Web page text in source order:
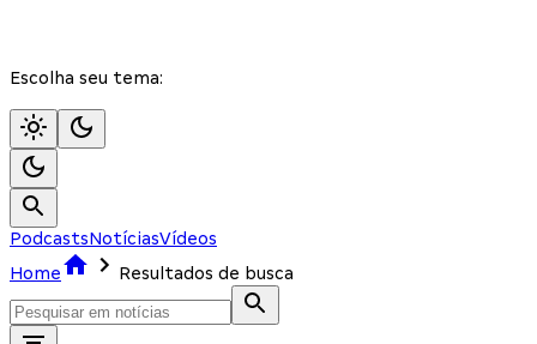
Escolha seu tema:
PodcastsNotíciasVídeos
Home
Resultados de busca